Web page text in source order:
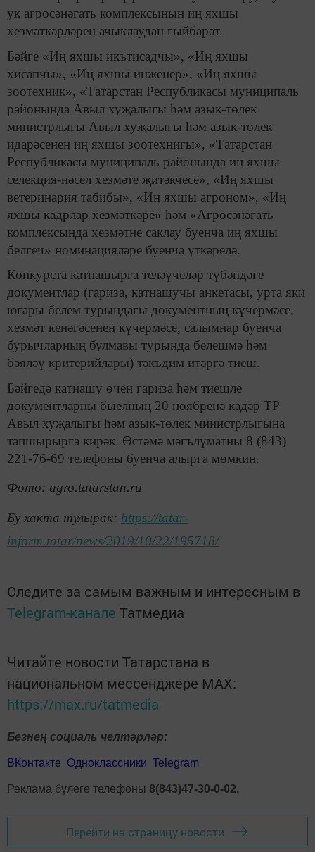
ук агросәнәгать комплексының иң яхшы
хезмәткәрләрен ачыклаудан гыйбарәт.
Бәйге «Иң яхшы икътисадчы», «Иң яхшы
хисапчы», «Иң яхшы инженер», «Иң яхшы
зоотехник», «Татарстан Республикасы муниципаль
районында Авыл хуҗалыгы һәм азык-төлек
министрлыгы Авыл хуҗалыгы һәм азык-төлек
идарәсенең иң яхшы зоотехнигы», «Татарстан
Республикасы муниципаль районында иң яхшы
селекция-нәсел хезмәте җитәкчесе», «Иң яхшы
ветеринария табибы», «Иң яхшы агроном», «Иң
яхшы кадрлар хезмәткәре» һәм «Агросәнәгать
комплексында хезмәтне саклау буенча иң яхшы
белгеч» номинацияләре буенча үткәрелә.
Конкурста катнашырга теләүчеләр түбәндәге
документлар (гариза, катнашучы анкетасы, урта яки
югары белем турындагы документның күчермәсе,
хезмәт кенәгәсенең күчермәсе, салымнар буенча
бурычларның булмавы турында белешмә һәм
бәяләү критерийлары) тәкъдим итәргә тиеш.
Бәйгедә катнашу өчен гариза һәм тиешле
документларны быелның 20 ноябренә кадәр ТР
Авыл хуҗалыгы һәм азык-төлек министрлыгына
тапшырырга кирәк. Өстәмә мәгълүматны 8 (843)
221-76-69 телефоны буенча алырга мөмкин.
Фото: agro.tatarstan.ru
Бу хакта тулырак: https://tatar-
inform.tatar/news/2019/10/22/195718/
Следите за самым важным и интересным в
Telegram-канале Татмедиа
Читайте новости Татарстана в
национальном мессенджере MАХ:
https://max.ru/tatmedia
Безнең социаль челтәрләр:
ВКонтакте Одноклассники Telegram
Реклама бүлеге телефоны 8(843)47-30-0-02.
Перейти на страницу новости